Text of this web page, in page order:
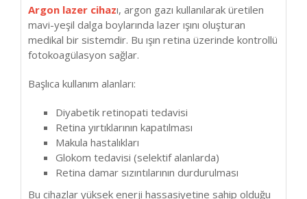
Argon lazer cihazı, argon gazı kullanılarak üretilen
mavi-yeşil dalga boylarında lazer ışını oluşturan
medikal bir sistemdir. Bu ışın retina üzerinde kontrollü
fotokoagülasyon sağlar.
Başlıca kullanım alanları:
Diyabetik retinopati tedavisi
Retina yırtıklarının kapatılması
Makula hastalıkları
Glokom tedavisi (selektif alanlarda)
Retina damar sızıntılarının durdurulması
Bu cihazlar yüksek enerji hassasiyetine sahip olduğu